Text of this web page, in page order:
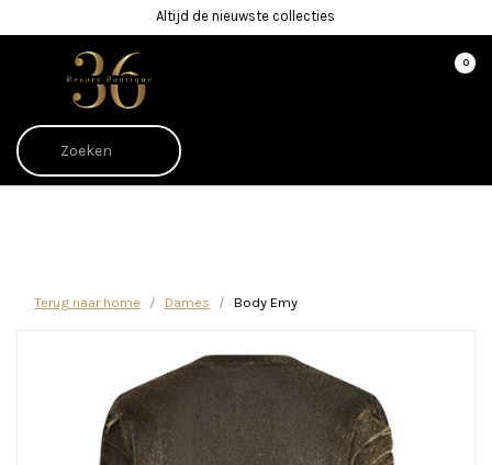
Altijd de nieuwste collecties
0
Terug naar home Dames Body Emy